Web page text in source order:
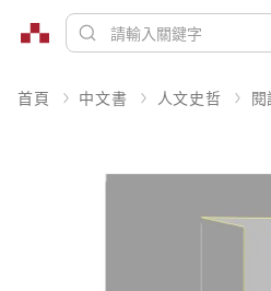
首頁 中文書 人文史哲 閱